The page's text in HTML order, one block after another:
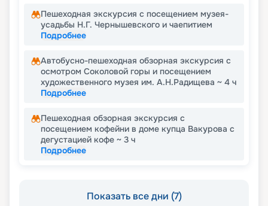
Пешеходная экскурсия с посещением музея-
усадьбы Н.Г. Чернышевского и чаепитием
Подробнее
Автобусно-пешеходная обзорная экскурсия с
осмотром Соколовой горы и посещением
художественного музея им. А.Н.Радищева ~ 4 ч
Подробнее
Пешеходная обзорная экскурсия с
посещением кофейни в доме купца Вакурова с
дегустацией кофе ~ 3 ч
Подробнее
Показать все дни (7)